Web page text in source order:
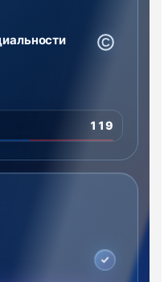
119